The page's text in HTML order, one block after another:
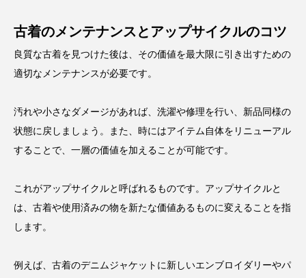
古着のメンテナンスとアップサイクルのコツ
良質な古着を見つけた後は、その価値を最大限に引き出すための
適切なメンテナンスが必要です。
汚れや小さなダメージがあれば、洗濯や修理を行い、新品同様の
状態に戻しましょう。また、時にはアイテム自体をリニューアル
することで、一層の価値を加えることが可能です。
これがアップサイクルと呼ばれるものです。アップサイクルと
は、古着や使用済みの物を新たな価値あるものに変えることを指
します。
例えば、古着のデニムジャケットに新しいエンブロイダリーやパ